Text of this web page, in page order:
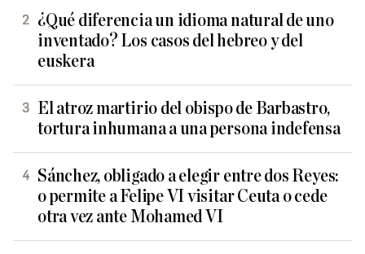
¿Qué diferencia un idioma natural de uno
inventado? Los casos del hebreo y del
euskera
El atroz martirio del obispo de Barbastro,
tortura inhumana a una persona indefensa
Sánchez, obligado a elegir entre dos Reyes:
o permite a Felipe VI visitar Ceuta o cede
otra vez ante Mohamed VI